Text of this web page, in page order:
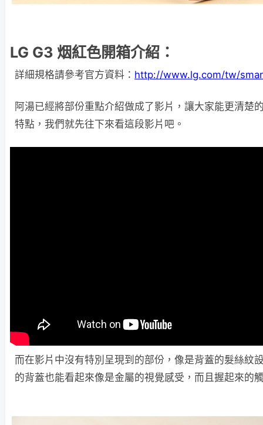
LG G3 烟紅色開箱介紹：
詳細規格請參考官方資料： http://www.lg.com/tw/
阿湯已經將部份重點介紹做成了影片，讓大家能更清楚
特點，我們就先往下來看這段影片吧。
而在影片中沒有特別呈現到的部份，像是背蓋的髮絲紋
的背蓋也能看起來像是金屬的視覺感受，而且握起來的